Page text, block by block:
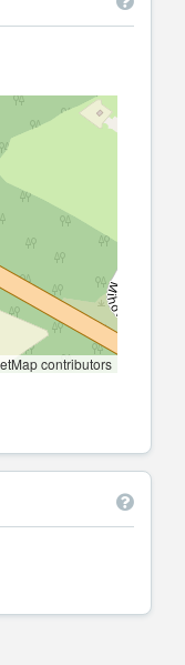
contributors